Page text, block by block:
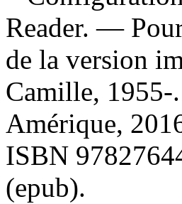
Reader. —
de la version
Camille, 1955-
Amérique,
ISBN
(epub).